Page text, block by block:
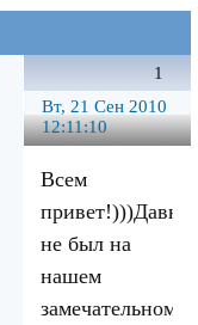
1
Вт, 21 Сен 2010
12:11:10
Всем
привет!)))Давно
не был на
нашем
замечательном